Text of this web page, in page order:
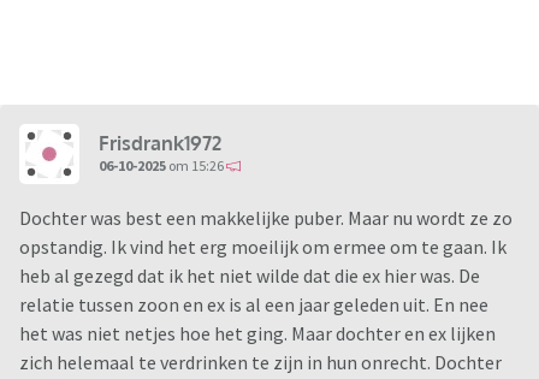
Frisdrank1972
06-10-2025 om 15:26
Dochter was best een makkelijke puber. Maar nu wordt ze zo
opstandig. Ik vind het erg moeilijk om ermee om te gaan. Ik
heb al gezegd dat ik het niet wilde dat die ex hier was. De
relatie tussen zoon en ex is al een jaar geleden uit. En nee
het was niet netjes hoe het ging. Maar dochter en ex lijken
zich helemaal te verdrinken te zijn in hun onrecht. Dochter